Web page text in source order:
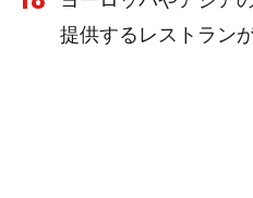
提供するレストラン